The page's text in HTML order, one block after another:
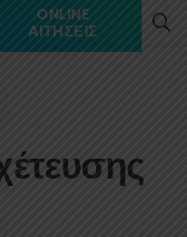
ONLINE
ΑΙΤΉΣΕΙΣ